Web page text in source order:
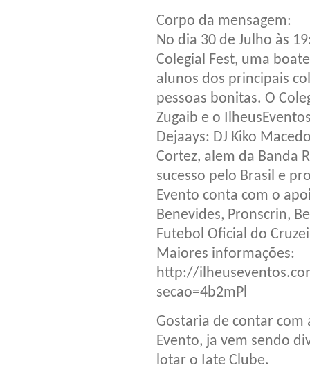
Corpo da mensagem:
No dia 30 de Julho às
Colegial Fest, uma
alunos dos principais
pessoas bonitas. O
Zugaib e o
Dejaays: DJ Kiko
Cortez, alem da Banda
sucesso pelo Brasil e
Evento conta com o
Benevides, Pronscrin,
Futebol Oficial do
Maiores informações:
http://
secao=4b2mPl
Gostaria de contar com
Evento, ja vem sendo
lotar o Iate Clube.